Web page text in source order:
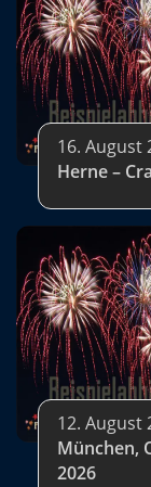
16. August
Herne –
12. August
München,
2026